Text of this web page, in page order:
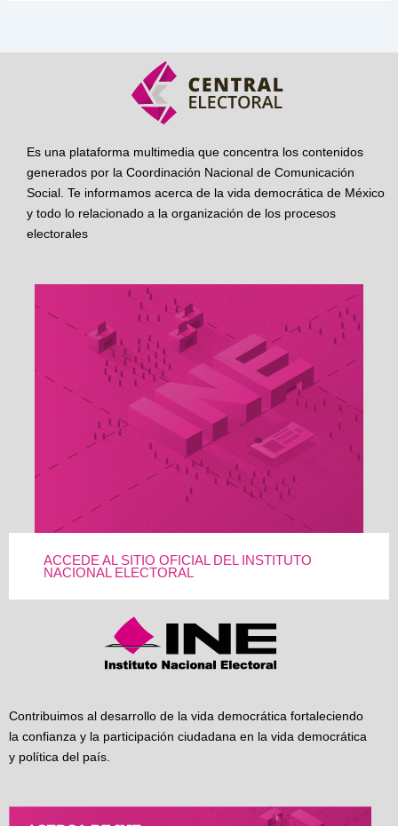
Es una plataforma multimedia que concentra los contenidos
generados por la Coordinación Nacional de Comunicación
Social. Te informamos acerca de la vida democrática de México
y todo lo relacionado a la organización de los procesos
electorales
ACCEDE AL SITIO OFICIAL DEL INSTITUTO
NACIONAL ELECTORAL
Contribuimos al desarrollo de la vida democrática fortaleciendo
la confianza y la participación ciudadana en la vida democrática
y política del país.